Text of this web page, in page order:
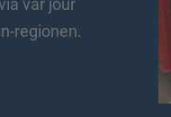
vår jour
regionen.